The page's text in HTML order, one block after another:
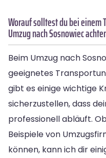
Worauf solltest du bei
Umzug nach Sosnowiec
Beim Umzug nach
geeignetes
gibt es einige wichtige
sicherzustellen, dass
professionell abläuft.
Beispiele von
können, kann ich dir